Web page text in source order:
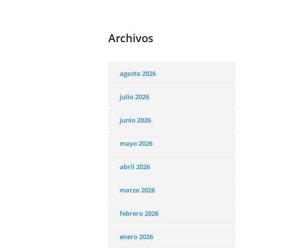
Archivos
agosto 2026
julio 2026
junio 2026
mayo 2026
abril 2026
marzo 2026
febrero 2026
enero 2026